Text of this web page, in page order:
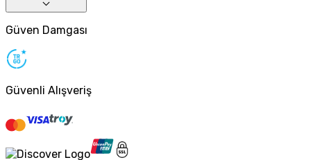
Güven Damgası
Güvenli Alışveriş